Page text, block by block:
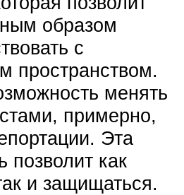
образом
с
пространством.
менять
примерно,
Эта
позволит как
и защищаться.